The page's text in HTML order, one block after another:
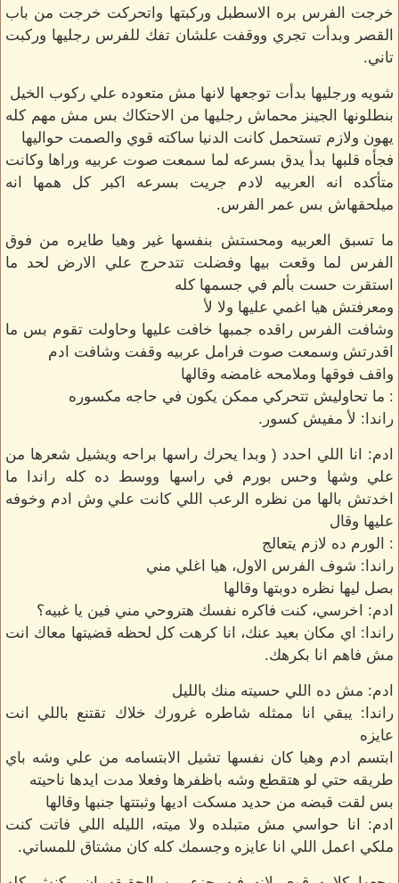
خرجت الفرس بره الاسطبل وركبتها واتحركت خرجت من باب
القصر وبدأت تجري ووقفت علشان تفك للفرس رجليها وركبت
تاني.
شويه ورجليها بدأت توجعها لانها مش متعوده علي ركوب الخيل
بنطلونها الجينز محماش رجليها من الاحتكاك بس مش مهم كله
يهون ولازم تستحمل كانت الدنيا ساكته قوي والصمت حواليها
فجأه قلبها بدأ يدق بسرعه لما سمعت صوت عربيه وراها وكانت
متأكده انه العربيه لادم جريت بسرعه اكبر كل همها انه
ميلحقهاش بس عمر الفرس.
ما تسبق العربيه ومحستش بنفسها غير وهيا طايره من فوق
الفرس لما وقعت بيها وفضلت تتدحرج علي الارض لحد ما
استقرت حست بألم في جسمها كله
ومعرفتش هيا اغمي عليها ولا لأ
وشافت الفرس راقده جمبها خافت عليها وحاولت تقوم بس ما
اقدرتش وسمعت صوت فرامل عربيه وقفت وشافت ادم
واقف فوقها وملامحه غامضه وقالها
: ما تحاوليش تتحركي ممكن يكون في حاجه مكسوره
راندا: لأ مفيش كسور.
ادم: انا اللي احدد ( وبدا يحرك راسها براحه ويشيل شعرها من
علي وشها وحس بورم في راسها ووسط ده كله راندا ما
اخدتش بالها من نظره الرعب اللي كانت علي وش ادم وخوفه
عليها وقال
: الورم ده لازم يتعالج
راندا: شوف الفرس الاول، هيا اغلي مني
بصل ليها نظره دوبتها وقالها
ادم: اخرسي، كنت فاكره نفسك هتروحي مني فين يا غبيه؟
راندا: اي مكان بعيد عنك، انا كرهت كل لحظه قضيتها معاك انت
مش فاهم انا بكرهك.
ادم: مش ده اللي حسيته منك بالليل
راندا: يبقي انا ممثله شاطره غرورك خلاك تقتنع باللي انت
عايزه
ابتسم ادم وهيا كان نفسها تشيل الابتسامه من علي وشه باي
طريقه حتي لو هتقطع وشه باظفرها وفعلا مدت ايدها ناحيته
بس لقت قبضه من حديد مسكت اديها وثبتتها جنبها وقالها
ادم: انا حواسي مش متبلده ولا ميته، الليله اللي فاتت كنت
ملكي اعمل اللي انا عايزه وجسمك كله كان مشتاق للمساتي.